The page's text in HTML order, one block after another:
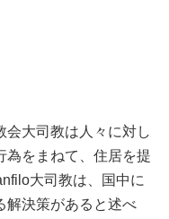
会大司教は人々に対し
為をまねて、住居を提
大司教は、国中に
解決策があると述べ